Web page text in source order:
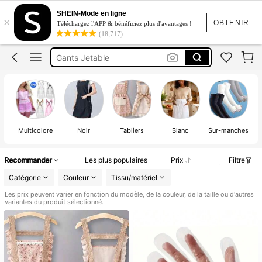
OBTENIR
×
SHEIN-Mode en ligne
Téléchargez l'APP & bénéficiez plus d'avantages !
(18,717)
Tablier De Cuisine
Tablier Femme De Menage
Gants Jetable
Tablier Peinture école
Tablier De Cuisine
Multicolore Noir Tabliers Blanc Sur-manches
Recommander Les plus populaires Prix
Filtre
Catégorie
Couleur Tissu/matériel
Les prix peuvent varier en fonction du modèle, de la couleur, de la taille ou d'autres
variantes du produit sélectionné.